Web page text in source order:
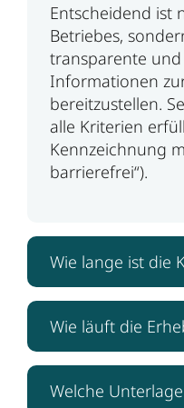
Entscheidend ist
Betriebes,
transparente
Informationen
bereitzustellen.
alle Kriterien
Kennzeichnung
barrierefrei“).
Wie lange ist die
Wie läuft die
Welche